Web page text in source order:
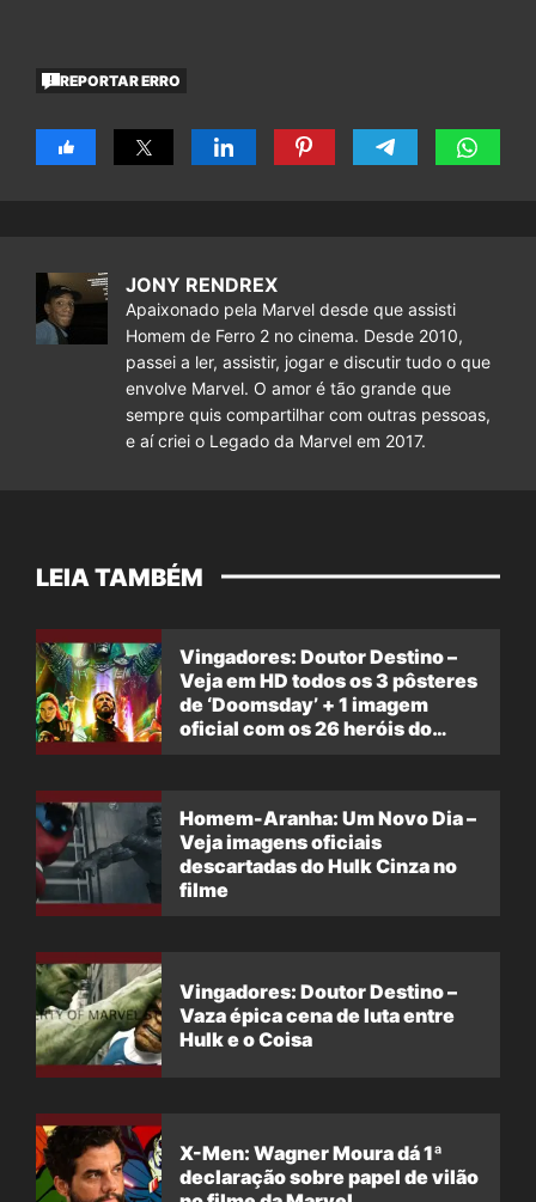
REPORTAR ERRO
JONY RENDREX
Apaixonado pela Marvel desde que assisti
Homem de Ferro 2 no cinema. Desde 2010,
passei a ler, assistir, jogar e discutir tudo o que
envolve Marvel. O amor é tão grande que
sempre quis compartilhar com outras pessoas,
e aí criei o Legado da Marvel em 2017.
LEIA TAMBÉM
Vingadores: Doutor Destino –
Veja em HD todos os 3 pôsteres
de ‘Doomsday’ + 1 imagem
oficial com os 26 heróis do
Homem-Aranha: Um Novo Dia –
Veja imagens oficiais
descartadas do Hulk Cinza no
filme
Vingadores: Doutor Destino –
Vaza épica cena de luta entre
Hulk e o Coisa
X-Men: Wagner Moura dá 1ª
declaração sobre papel de vilão